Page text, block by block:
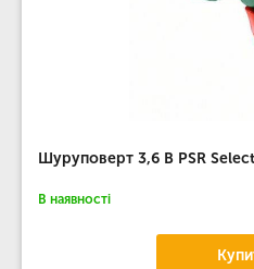
Шуруповерт 3,6 В PSR
В наявності